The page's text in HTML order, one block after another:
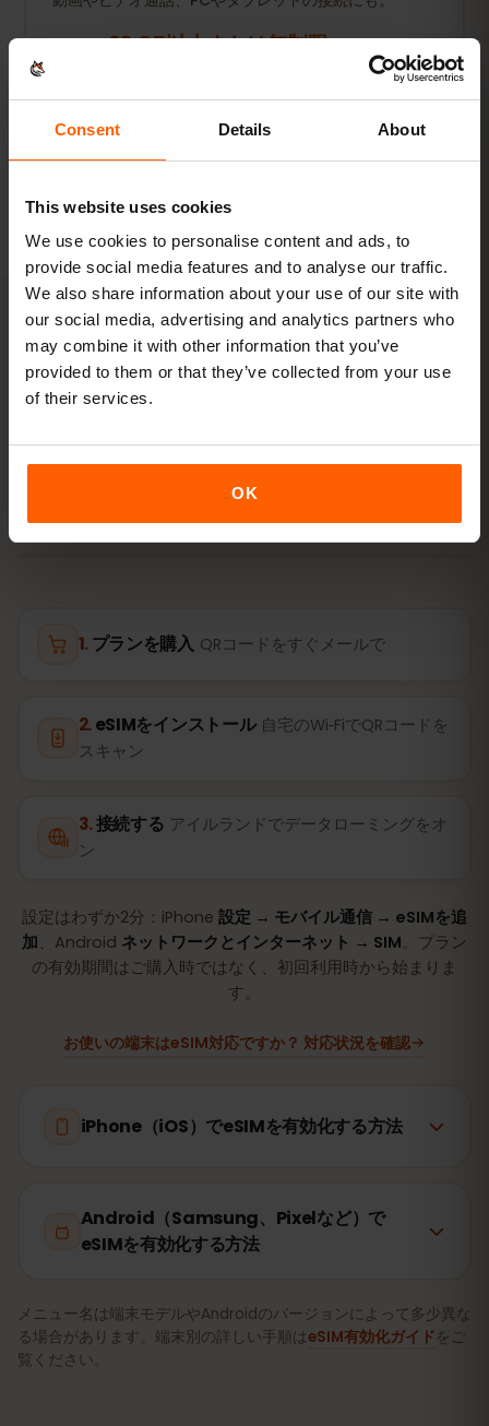
Consent Details About
This website uses cookies
We use cookies to personalise content and ads, to
provide social media features and to analyse our traffic.
We also share information about your use of our site with
our social media, advertising and analytics partners who
may combine it with other information that you’ve
provided to them or that they’ve collected from your use
of their services.
OK
20 GB以上または無制限
プランを見る
アクティベーション
アイルランドのeSIMを
ップで有効化
数分で準備完了。物理SIMカードは不要です。
プランを購入 QRコードをすぐメールで
eSIMをインストール 自宅のWi‑FiでQRコードを
スキャン
接続する アイルランドでデータローミングをオ
ン
設定はわずか2分：iPhone 設定 → モバイル通信 → eSIMを追
加、Android ネットワークとインターネット → SIM 。プラン
の有効期間はご購入時ではなく、初回利用時から始まりま
す。
お使いの端末はeSIM対応ですか？ 対応状況を確認
iPhone（iOS）でeSIMを有効化する方法
Android（Samsung、Pixelなど）で
eSIMを有効化する方法
メニュー名は端末モデルやAndroidのバージョンによって多少異な
る場合があります。端末別の詳しい手順はeSIM有効化ガイドをご
覧ください。